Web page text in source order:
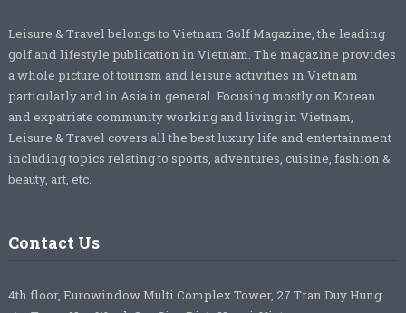
Leisure & Travel belongs to Vietnam Golf Magazine, the leading
golf and lifestyle publication in Vietnam. The magazine provides
a whole picture of tourism and leisure activities in Vietnam
particularly and in Asia in general. Focusing mostly on Korean
and expatriate community working and living in Vietnam,
Leisure & Travel covers all the best luxury life and entertainment
including topics relating to sports, adventures, cuisine, fashion &
beauty, art, etc.
Contact Us
4th floor, Eurowindow Multi Complex Tower, 27 Tran Duy Hung